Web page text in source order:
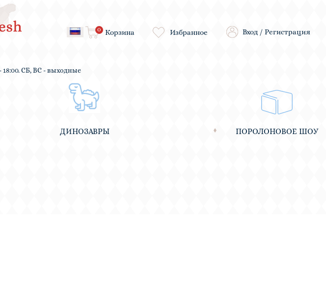
Корзина
0 Избранное Вход / Регистрация
СБ, ВС - выходные
ДИНОЗАВРЫ ПОРОЛОНОВОЕ ШОУ